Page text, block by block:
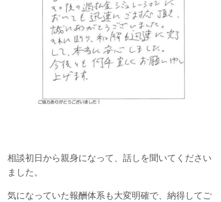
相談初日から親身になって、話しを聞いてください
ました。
気になっていた報酬体系も大変明確で、納得してご